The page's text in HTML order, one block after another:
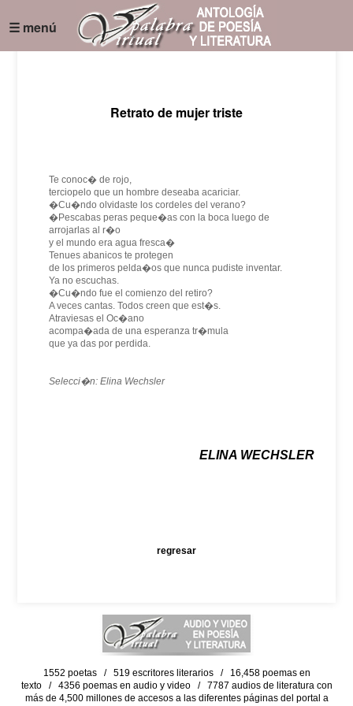
☰ menú
Retrato de mujer triste
Te conoc� de rojo,
terciopelo que un hombre deseaba acariciar.
�Cu�ndo olvidaste los cordeles del verano?
�Pescabas peras peque�as con la boca luego de
arrojarlas al r�o
y el mundo era agua fresca�
Tenues abanicos te protegen
de los primeros pelda�os que nunca pudiste inventar.
Ya no escuchas.
�Cu�ndo fue el comienzo del retiro?
A veces cantas. Todos creen que est�s.
Atraviesas el Oc�ano
acompa�ada de una esperanza tr�mula
que ya das por perdida.
Selecci�n: Elina Wechsler
ELINA WECHSLER
regresar
1552 poetas / 519 escritores literarios / 16,458 poemas en
texto / 4356 poemas en audio y video / 7787 audios de literatura con
más de 4,500 millones de accesos a las diferentes páginas del portal a